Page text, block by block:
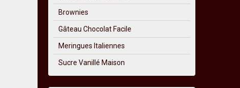
Brownies
Gâteau Chocolat Facile
Meringues Italiennes
Sucre Vanillé Maison